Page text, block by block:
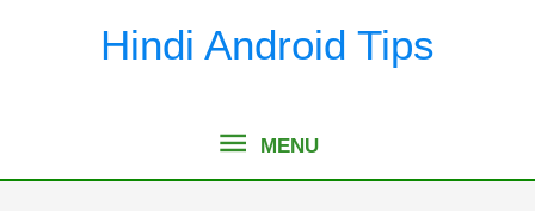
Hindi Android Tips
MENU
MENU